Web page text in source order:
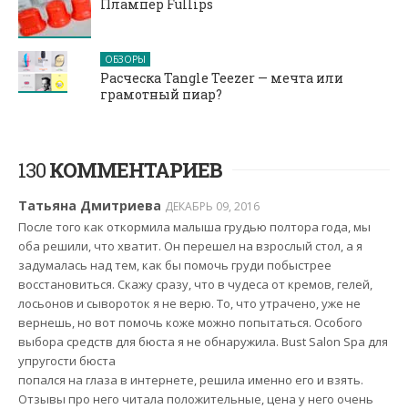
Плампер Fullips
ОБЗОРЫ
Расческа Tangle Teezer — мечта или
грамотный пиар?
130КОММЕНТАРИЕВ
Татьяна Дмитриева ДЕКАБРЬ 09, 2016
После того как откормила малыша грудью полтора года, мы
оба решили, что хватит. Он перешел на взрослый стол, а я
задумалась над тем, как бы помочь груди побыстрее
восстановиться. Скажу сразу, что в чудеса от кремов, гелей,
лосьонов и сывороток я не верю. То, что утрачено, уже не
вернешь, но вот помочь коже можно попытаться. Особого
выбора средств для бюста я не обнаружила. Bust Salon Spa для
упругости бюста
попался на глаза в интернете, решила именно его и взять.
Отзывы про него читала положительные, цена у него очень